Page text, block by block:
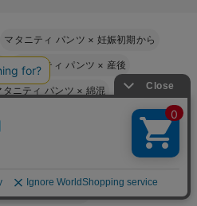
マタニティ パンツ × 妊娠初期から
マタニティ パンツ × 産後
タニティ パンツ × 綿混
ィ パンツ セパレートタイプ
クロップト